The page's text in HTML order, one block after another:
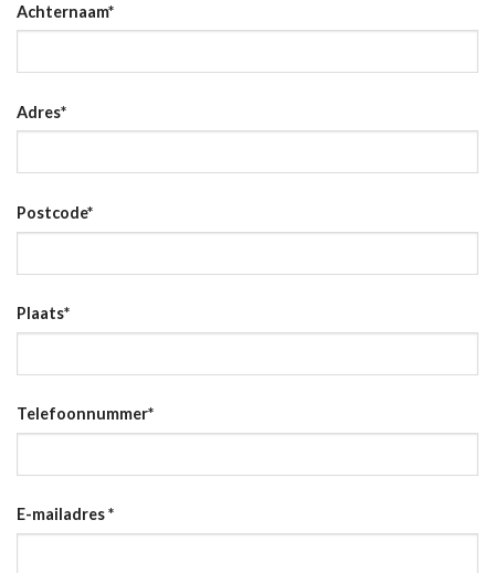
Achternaam*
Adres*
Postcode*
Plaats*
Telefoonnummer*
E-mailadres*